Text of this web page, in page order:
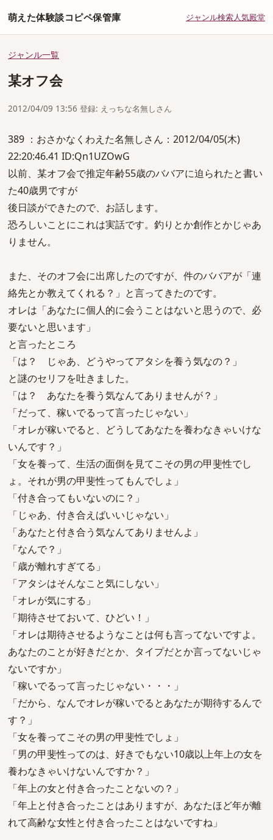
萌えた体験談コピペ保管庫 ジャンル検索人気殿堂
ジャンル一覧
某オフ会
2012/04/09 13:56 登録: えっちな名無しさん
389 ：おさかなくわえた名無しさん：2012/04/05(木)
22:20:46.41 ID:Qn1UZOwG
以前、某オフ会で推定年齢55歳のババアに迫られたと書い
た40歳男ですが
後日談ができたので、お話します。
恐ろしいことにこれは実話です。釣りとか創作とかじゃあ
りません。
また、そのオフ会に出席したのですが、件のババアが「連
絡先とか教えてくれる？」と言ってきたのです。
オレは「あなたに個人的に会うことはないと思うので、必
要ないと思います」
と言ったところ
「は？ じゃあ、どうやってアタシを養う気なの？」
と謎のセリフを吐きました。
「は？ あなたを養う気なんてありませんが？」
「だって、稼いでるって言ったじゃない」
「オレが稼いでると、どうしてあなたを養わなきゃいけな
いんです？」
「女を養って、生活の面倒を見てこその男の甲斐性でし
ょ。それが男の甲斐性ってもんでしょ」
「付き合ってもいないのに？」
「じゃあ、付き合えばいいじゃない」
「あなたと付き合う気なんてありませんよ」
「なんで？」
「歳が離れすぎてる」
「アタシはそんなこと気にしない」
「オレが気にする」
「期待させておいて、ひどい！」
「オレは期待させるようなことは何も言ってないですよ。
あなたのことが好きだとか、タイプだとか言ってないじゃ
ないですか」
「稼いでるって言ったじゃない・・・」
「だから、なんでオレが稼いでるとあなたが期待するんで
す？」
「女を養ってこその男の甲斐性でしょ」
「男の甲斐性ってのは、好きでもない10歳以上年上の女を
養わなきゃいけないんですか？」
「年上の女と付き合ったことないの？」
「年上と付き合ったことはありますが、あなたほど年が離
れて高齢な女性と付き合ったことはないですね」